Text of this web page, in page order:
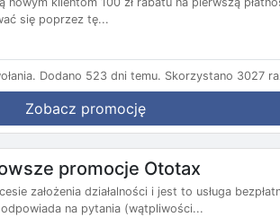
się poprzez tę...
Dodano 523 dni temu. Skorzystano 3027
Zobacz promocję
promocje Ototax
założenia działalności i jest to usługa
na pytania (wątpliwości...